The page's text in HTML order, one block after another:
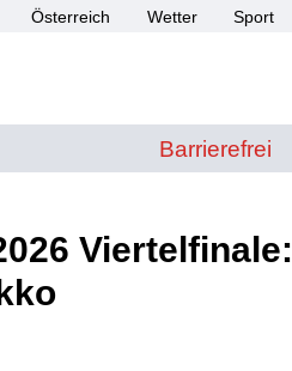
Österreich Wetter Sport
bis Z Barrierefrei
Barrierefrei
Viertelfinale: